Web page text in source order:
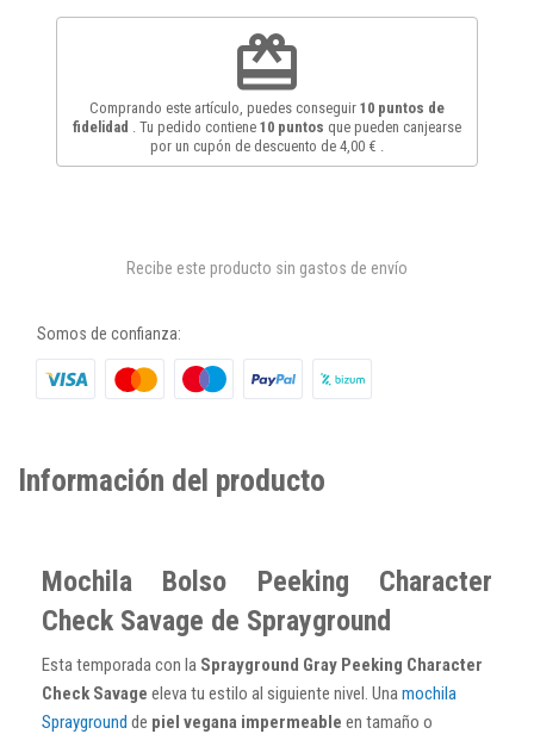
redeem
Comprando este artículo, puedes conseguir 10 puntos de
fidelidad
. Tu pedido contiene 10 puntos que pueden canjearse
por un cupón de descuento de 4,00 €
Recibe este producto sin gastos de envío
Somos de confianza:
Información del producto
Mochila Bolso Peeking Character
Check Savage de Sprayground
Esta temporada con la Sprayground Gray Peeking Character
Check Savage eleva tu estilo al siguiente nivel. Unamochila
Sprayground de piel vegana impermeable en tamaño o